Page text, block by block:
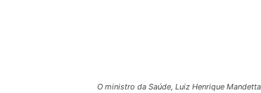
O ministro da Saúde, Luiz Henrique